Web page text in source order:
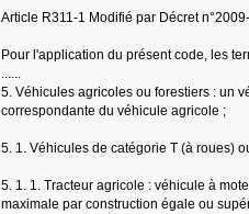
Article R311-1 Modifié par Décret
Pour l'application du présent code, les
......
5. Véhicules agricoles ou forestiers : un
correspondante du véhicule agricole ;
5. 1. Véhicules de catégorie T (à roues)
5. 1. 1. Tracteur agricole : véhicule à
maximale par construction égale ou